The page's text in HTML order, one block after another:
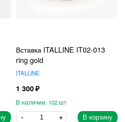
Вставка ITALLINE IT02-013
ring gold
ITALLINE
1 300
102
В корзину